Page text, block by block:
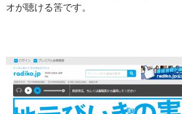
オが聴ける筈です。